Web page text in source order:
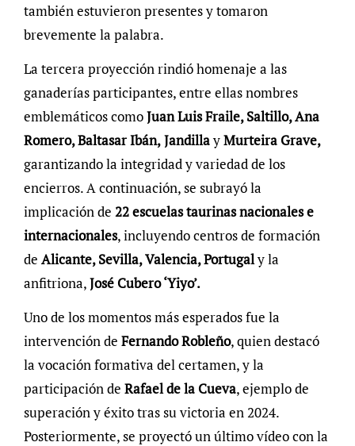
también estuvieron presentes y tomaron
brevemente la palabra.
La tercera proyección rindió homenaje a las
ganaderías participantes, entre ellas nombres
emblemáticos comoJuan Luis Fraile, Saltillo, Ana
Romero, Baltasar Ibán,JandillayMurteira Grave,
garantizando la integridad y variedad de los
encierros. A continuación, se subrayó la
implicación de 22 escuelas taurinas nacionales e
internacionales, incluyendo centros de formación
de Alicante, Sevilla, Valencia, Portugaly la
anfitriona,José Cubero ‘Yiyo’.
Uno de los momentos más esperados fue la
intervención de Fernando Robleño, quien destacó
la vocación formativa del certamen, y la
participación de Rafael de la Cueva, ejemplo de
superación y éxito tras su victoria en 2024.
Posteriormente, se proyectó un último vídeo con la